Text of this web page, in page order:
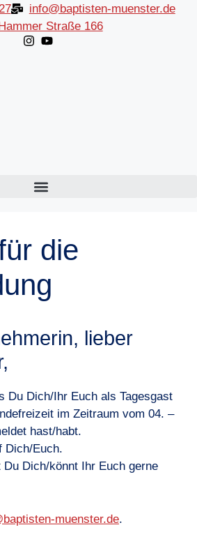
info@baptisten-muenster.de
Straße 166
die
lieber
Du Dich/Ihr Euch als Tagesgast
im Zeitraum vom 04. –
hast/habt.
Dich/Euch.
Du Dich/könnt Ihr Euch gerne
muenster.de.